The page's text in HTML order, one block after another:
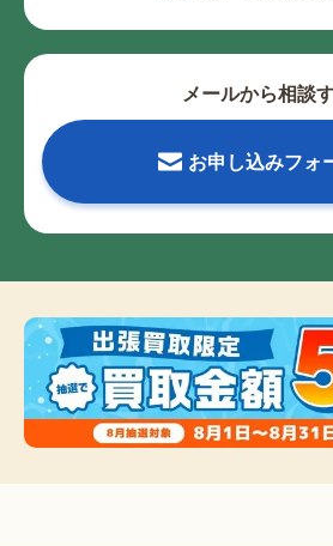
メールから相談
お申し込みフォ